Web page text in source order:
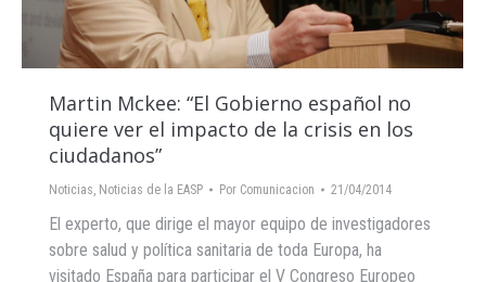
Martin Mckee: “El Gobierno español no
quiere ver el impacto de la crisis en los
ciudadanos”
Noticias, Noticias de la EASP Por Comunicacion 21/04/2014
El experto, que dirige el mayor equipo de investigadores
sobre salud y política sanitaria de toda Europa, ha
visitado España para participar el V Congreso Europeo